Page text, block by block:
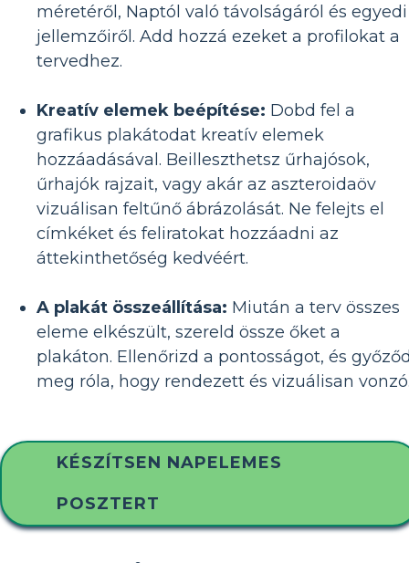
méretéről, Naptól való távolságáról és egyedi
jellemzőiről. Add hozzá ezeket a profilokat a
tervedhez.
Kreatív elemek beépítése: Dobd fel a
grafikus plakátodat kreatív elemek
hozzáadásával. Beilleszthetsz űrhajósok,
űrhajók rajzait, vagy akár az aszteroidaöv
vizuálisan feltűnő ábrázolását. Ne felejts el
címkéket és feliratokat hozzáadni az
áttekinthetőség kedvéért.
A plakát összeállítása: Miután a terv összes
eleme elkészült, szereld össze őket a
plakáton. Ellenőrizd a pontosságot, és
meg róla, hogy rendezett és vizuálisan
KÉSZÍTSEN NAPELEMES
POSZTERT